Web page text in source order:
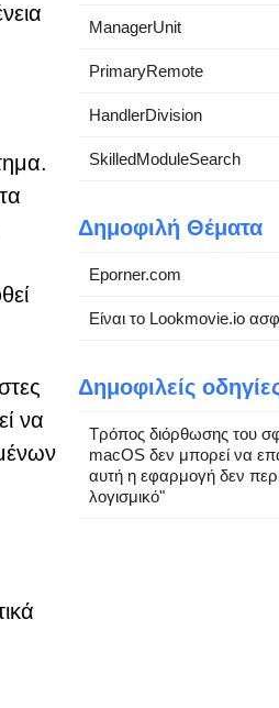
να
ManagerUnit
PrimaryRemote
HandlerDivision
SkilledModuleSearch
Δημοφιλή Θέματα
Eporner.com
Είναι το Lookmovie.io
Δημοφιλείς
Τρόπος διόρθωσης του
macOS δεν μπορεί να
αυτή η εφαρμογή δεν
λογισμικό"